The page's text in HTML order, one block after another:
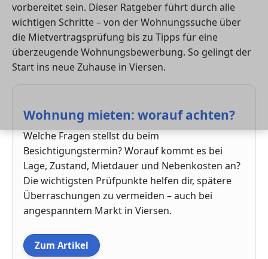
vorbereitet sein. Dieser Ratgeber führt durch alle
wichtigen Schritte – von der Wohnungssuche über
die Mietvertragsprüfung bis zu Tipps für eine
überzeugende Wohnungsbewerbung. So gelingt der
Start ins neue Zuhause in Viersen.
Wohnung mieten: worauf achten?
Welche Fragen stellst du beim
Besichtigungstermin? Worauf kommt es bei
Lage, Zustand, Mietdauer und Nebenkosten an?
Die wichtigsten Prüfpunkte helfen dir, spätere
Überraschungen zu vermeiden – auch bei
angespanntem Markt in Viersen.
Zum Artikel